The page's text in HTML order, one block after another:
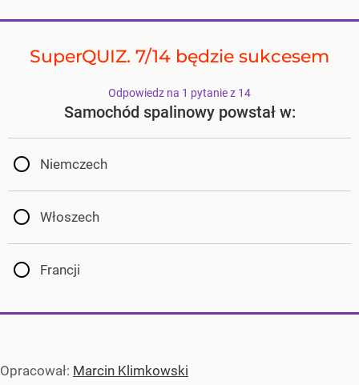
SuperQUIZ. 7/14 będzie sukcesem
Odpowiedz na 1 pytanie z 14
Samochód spalinowy powstał w:
Niemczech
Włoszech
Francji
Opracował: Marcin Klimkowski